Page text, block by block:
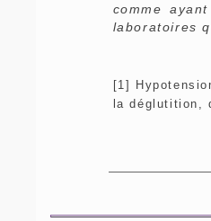
comme
laboratoires
[1]
la déglutition,